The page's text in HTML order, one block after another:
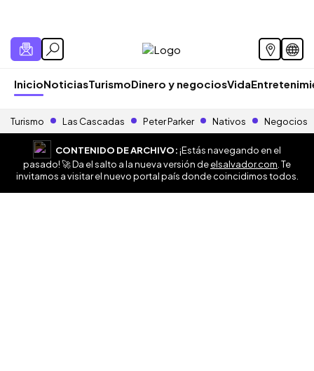
InicioNoticiasTurismoDinero y negociosVida
Turismo Las Cascadas Peter Parker Nativos Negocios
CONTENIDO DE ARCHIVO:¡Estás navegando en el
pasado! 🚀 Da el salto a la nueva versión deelsalvador.com . Te
invitamos a visitar el nuevo portal país donde coincidimos todos.